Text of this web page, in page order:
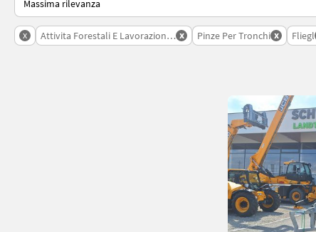
x Attivita Forestali E Lavorazione Del Legno
x Pinze Per Tronchi x Fliegl